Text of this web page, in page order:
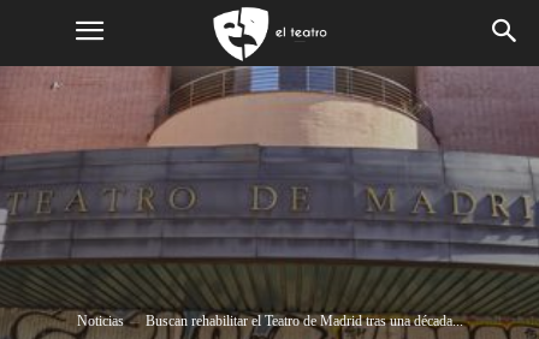
Noticias Buscan rehabilitar el Teatro de Madrid tras una década...